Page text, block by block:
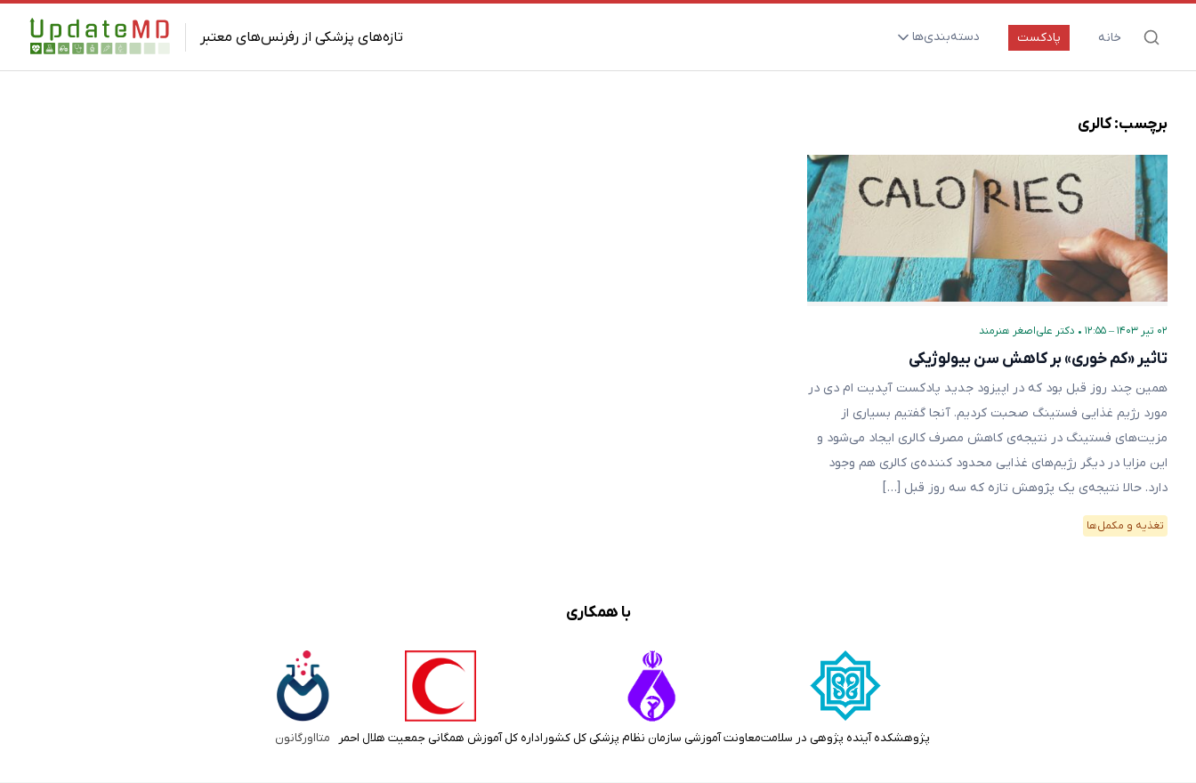
تازه‌های پزشکی از رفرنس‌های معتبر خانه پادکست دسته‌بندی‌ها
ارتقای سلامت و طول عمر
تغذیه و مکمل‌ها
تکنولوژی و سلامت
دارو‌ها و واکسن‌ها
مادر و کودک
پزشکی مبتنی بر شواهد
متفرقه
برچسب:کالری
۰۲ تیر ۱۴۰۳ – ۱۲:۵۵ • دکتر علی‌اصغر هنرمند
تاثیر «کم خوری» بر کاهش سن بیولوژیکی
همین چند روز قبل بود که در اپیزود جدید پادکست آپدیت ام دی در
مورد رژیم غذایی فستینگ صحبت کردیم. آنجا گفتیم بسیاری از
مزیت‌های فستینگ در نتیجه‌ی کاهش مصرف کالری ایجاد می‌شود و
این مزایا در دیگر رژیم‌های غذایی محدود کننده‌ی کالری هم وجود
دارد. حالا نتیجه‌ی یک پژوهش تازه که سه روز قبل […]
تغذیه و مکمل‌ها
با همکاری
پژوهشکده آینده پژوهی در سلامتمعاونت آموزشی سازمان نظام پزشکی کل کشور اداره کل آموزش همگانی جمعیت هلال احمر متااورگانون